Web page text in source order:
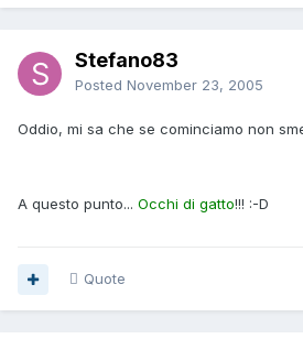
Stefano83
Posted November 23, 2005
Oddio, mi sa che se cominciamo non
A questo punto... Occhi di gatto!!! :-D
Quote